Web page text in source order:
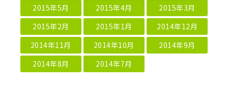
2015年5月
2015年4月
2015年3月
2015年2月
2015年1月
2014年12月
2014年11月
2014年10月
2014年9月
2014年8月
2014年7月